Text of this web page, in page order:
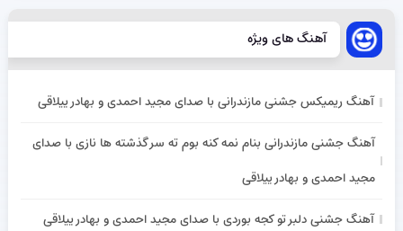
آهنگ های ویژه
آهنگ ریمیکس جشنی مازندرانی با صدای مجید احمدی و بهادر ییلاقی
آهنگ جشنی مازندرانی بنام نمه کنه بوم ته سر گذشته ها نازی با صدای
مجید احمدی و بهادر ییلاقی
آهنگ جشنی دلبر تو کجه بوردی با صدای مجید احمدی و بهادر ییلاقی